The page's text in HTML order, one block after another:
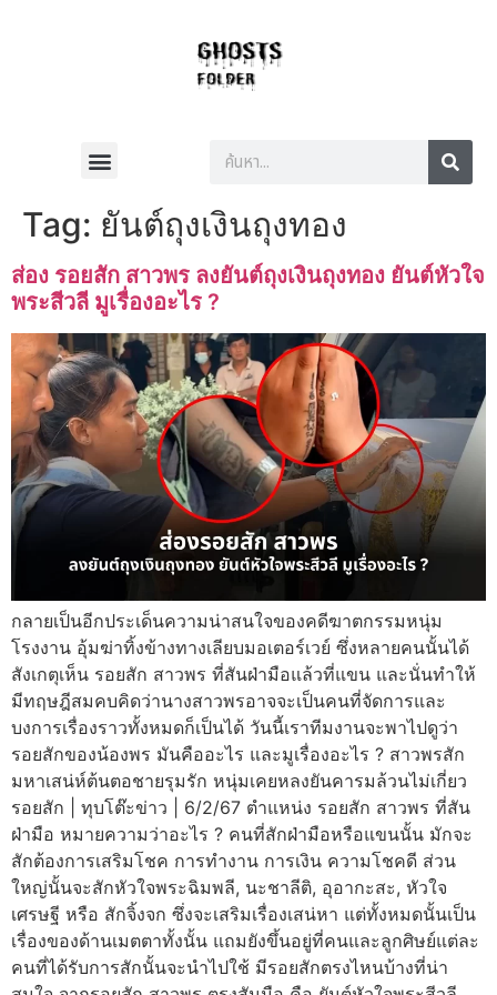
Tag: ยันต์ถุงเงินถุงทอง
ส่อง รอยสัก สาวพร ลงยันต์ถุงเงินถุงทอง ยันต์หัวใจ
พระสีวลี มูเรื่องอะไร ?
กลายเป็นอีกประเด็นความน่าสนใจของคดีฆาตกรรมหนุ่ม
โรงงาน อุ้มฆ่าทิ้งข้างทางเลียบมอเตอร์เวย์ ซึ่งหลายคนนั้นได้
สังเกตุเห็น รอยสัก สาวพร ที่สันฝ่ามือแล้วที่แขน และนั่นทำให้
มีทฤษฎีสมคบคิดว่านางสาวพรอาจจะเป็นคนที่จัดการและ
บงการเรื่องราวทั้งหมดก็เป็นได้ วันนี้เราทีมงานจะพาไปดูว่า
รอยสักของน้องพร มันคืออะไร และมูเรื่องอะไร ? สาวพรสัก
มหาเสน่ห์ต้นตอชายรุมรัก หนุ่มเคยหลงยันคารมล้วนไม่เกี่ยว
รอยสัก | ทุบโต๊ะข่าว | 6/2/67 ตำแหน่ง รอยสัก สาวพร ที่สัน
ฝ่ามือ หมายความว่าอะไร ? คนที่สักฝ่ามือหรือแขนนั้น มักจะ
สักต้องการเสริมโชค การทำงาน การเงิน ความโชคดี ส่วน
ใหญ่นั้นจะสักหัวใจพระฉิมพลี, นะชาลีติ, อุอากะสะ, หัวใจ
เศรษฐี หรือ สักจิ้งจก ซึ่งจะเสริมเรื่องเสน่หา แต่ทั้งหมดนั้นเป็น
เรื่องของด้านเมตตาทั้งนั้น แถมยังขึ้นอยู่ที่คนและลูกศิษย์แต่ละ
คนที่ได้รับการสักนั้นจะนำไปใช้ มีรอยสักตรงไหนบ้างที่น่า